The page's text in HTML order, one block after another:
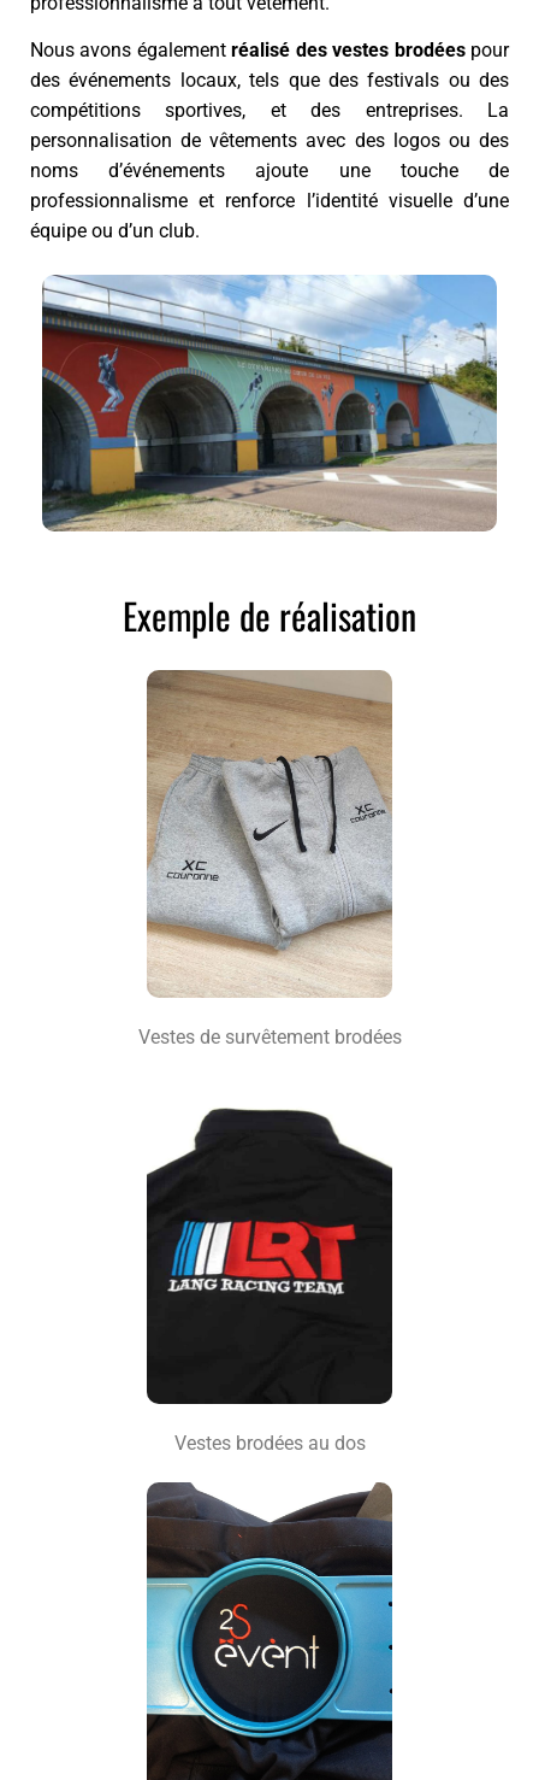
Nous avons égalementréalisé des vestes brodéespour
des événements locaux, tels que des festivals ou des
compétitions sportives, et des entreprises. La
personnalisation de vêtements avec des logos ou des
noms d’événements ajoute une touche de
professionnalisme et renforce l’identité visuelle d’une
équipe ou d’un club.
Exemple de réalisation
Vestes de survêtement brodées
Vestes brodées au dos